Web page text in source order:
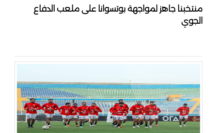
منتخبنا جاهز لمواجهة بوتسوانا على ملعب الدفاع
الجوي